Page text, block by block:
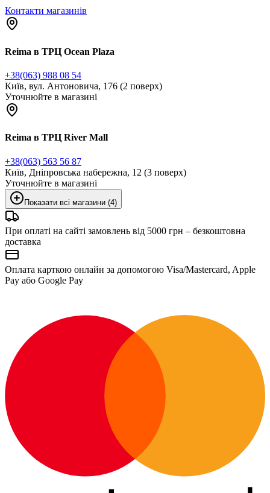
Контакти магазинів
Reima в ТРЦ Ocean Plaza
+38(063) 988 08 54
Київ, вул. Антоновича, 176 (2 поверх)
Уточнюйте в магазині
Reima в ТРЦ River Mall
+38(063) 563 56 87
Київ, Дніпровська набережна, 12 (3 поверх)
Уточнюйте в магазині
Показати всі магазини (4)
При оплаті на сайті замовлень від 5000 грн – безкоштовна
доставка
Оплата карткою онлайн за допомогою Visa/Mastercard, Apple
Pay або Google Pay